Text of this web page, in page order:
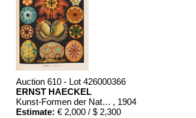
Auction 610 - Lot 426000366
ERNST HAECKEL
Kunst-Formen der Natur. 10 Hefte und Supplement in 1 Band , 1904
Estimate: € 2,000 / $ 2,300